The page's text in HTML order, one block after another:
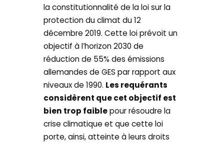
la constitutionnalité de la loi sur la
protection du climat du 12
décembre 2019. Cette loi prévoit un
objectif à l’horizon 2030 de
réduction de 55% des émissions
allemandes de GES par rapport aux
niveaux de 1990. Les requérants
considèrent que cet objectif est
bien trop faiblepour résoudre la
crise climatique et que cette loi
porte, ainsi, atteinte à leurs droits